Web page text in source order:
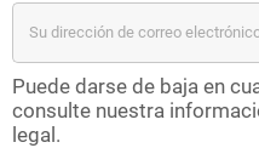
Puede darse de baja en
consulte nuestra
legal.